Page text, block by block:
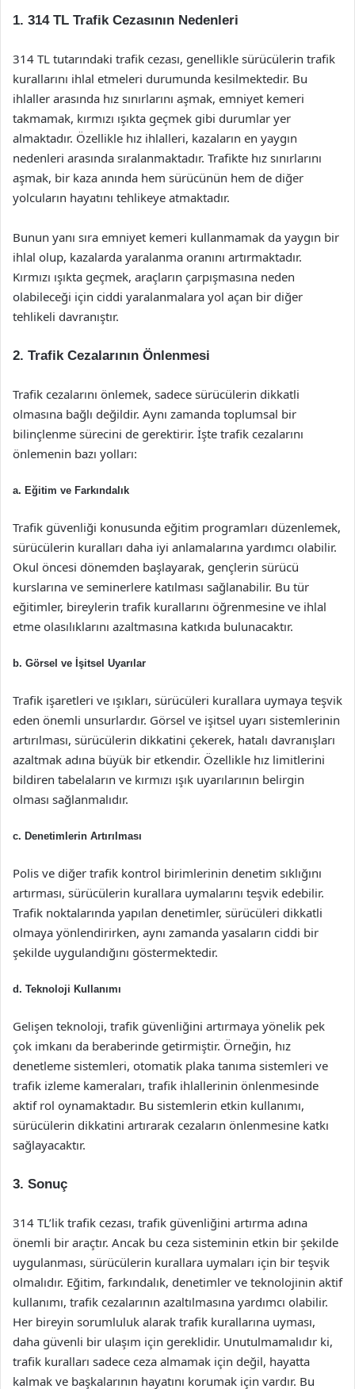
1. 314 TL Trafik Cezasının Nedenleri
314 TL tutarındaki trafik cezası, genellikle sürücülerin trafik
kurallarını ihlal etmeleri durumunda kesilmektedir. Bu
ihlaller arasında hız sınırlarını aşmak, emniyet kemeri
takmamak, kırmızı ışıkta geçmek gibi durumlar yer
almaktadır. Özellikle hız ihlalleri, kazaların en yaygın
nedenleri arasında sıralanmaktadır. Trafikte hız sınırlarını
aşmak, bir kaza anında hem sürücünün hem de diğer
yolcuların hayatını tehlikeye atmaktadır.
Bunun yanı sıra emniyet kemeri kullanmamak da yaygın bir
ihlal olup, kazalarda yaralanma oranını artırmaktadır.
Kırmızı ışıkta geçmek, araçların çarpışmasına neden
olabileceği için ciddi yaralanmalara yol açan bir diğer
tehlikeli davranıştır.
2. Trafik Cezalarının Önlenmesi
Trafik cezalarını önlemek, sadece sürücülerin dikkatli
olmasına bağlı değildir. Aynı zamanda toplumsal bir
bilinçlenme sürecini de gerektirir. İşte trafik cezalarını
önlemenin bazı yolları:
a. Eğitim ve Farkındalık
Trafik güvenliği konusunda eğitim programları düzenlemek,
sürücülerin kuralları daha iyi anlamalarına yardımcı olabilir.
Okul öncesi dönemden başlayarak, gençlerin sürücü
kurslarına ve seminerlere katılması sağlanabilir. Bu tür
eğitimler, bireylerin trafik kurallarını öğrenmesine ve ihlal
etme olasılıklarını azaltmasına katkıda bulunacaktır.
b. Görsel ve İşitsel Uyarılar
Trafik işaretleri ve ışıkları, sürücüleri kurallara uymaya teşvik
eden önemli unsurlardır. Görsel ve işitsel uyarı sistemlerinin
artırılması, sürücülerin dikkatini çekerek, hatalı davranışları
azaltmak adına büyük bir etkendir. Özellikle hız limitlerini
bildiren tabelaların ve kırmızı ışık uyarılarının belirgin
olması sağlanmalıdır.
c. Denetimlerin Artırılması
Polis ve diğer trafik kontrol birimlerinin denetim sıklığını
artırması, sürücülerin kurallara uymalarını teşvik edebilir.
Trafik noktalarında yapılan denetimler, sürücüleri dikkatli
olmaya yönlendirirken, aynı zamanda yasaların ciddi bir
şekilde uygulandığını göstermektedir.
d. Teknoloji Kullanımı
Gelişen teknoloji, trafik güvenliğini artırmaya yönelik pek
çok imkanı da beraberinde getirmiştir. Örneğin, hız
denetleme sistemleri, otomatik plaka tanıma sistemleri ve
trafik izleme kameraları, trafik ihlallerinin önlenmesinde
aktif rol oynamaktadır. Bu sistemlerin etkin kullanımı,
sürücülerin dikkatini artırarak cezaların önlenmesine katkı
sağlayacaktır.
3. Sonuç
314 TL’lik trafik cezası, trafik güvenliğini artırma adına
önemli bir araçtır. Ancak bu ceza sisteminin etkin bir şekilde
uygulanması, sürücülerin kurallara uymaları için bir teşvik
olmalıdır. Eğitim, farkındalık, denetimler ve teknolojinin aktif
kullanımı, trafik cezalarının azaltılmasına yardımcı olabilir.
Her bireyin sorumluluk alarak trafik kurallarına uyması,
daha güvenli bir ulaşım için gereklidir. Unutulmamalıdır ki,
trafik kuralları sadece ceza almamak için değil, hayatta
kalmak ve başkalarının hayatını korumak için vardır. Bu